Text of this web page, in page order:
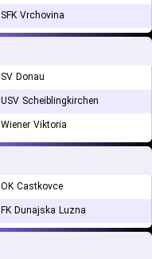
SFK Vrchovina
SV Donau
USV Scheiblingkirchen
Wiener Viktoria
OK Castkovce
FK Dunajska Luzna